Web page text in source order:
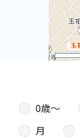
0歳〜
月